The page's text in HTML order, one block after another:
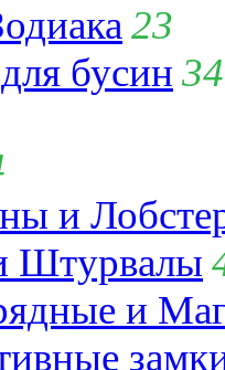
23
бусин 34
и
Штурвалы
и